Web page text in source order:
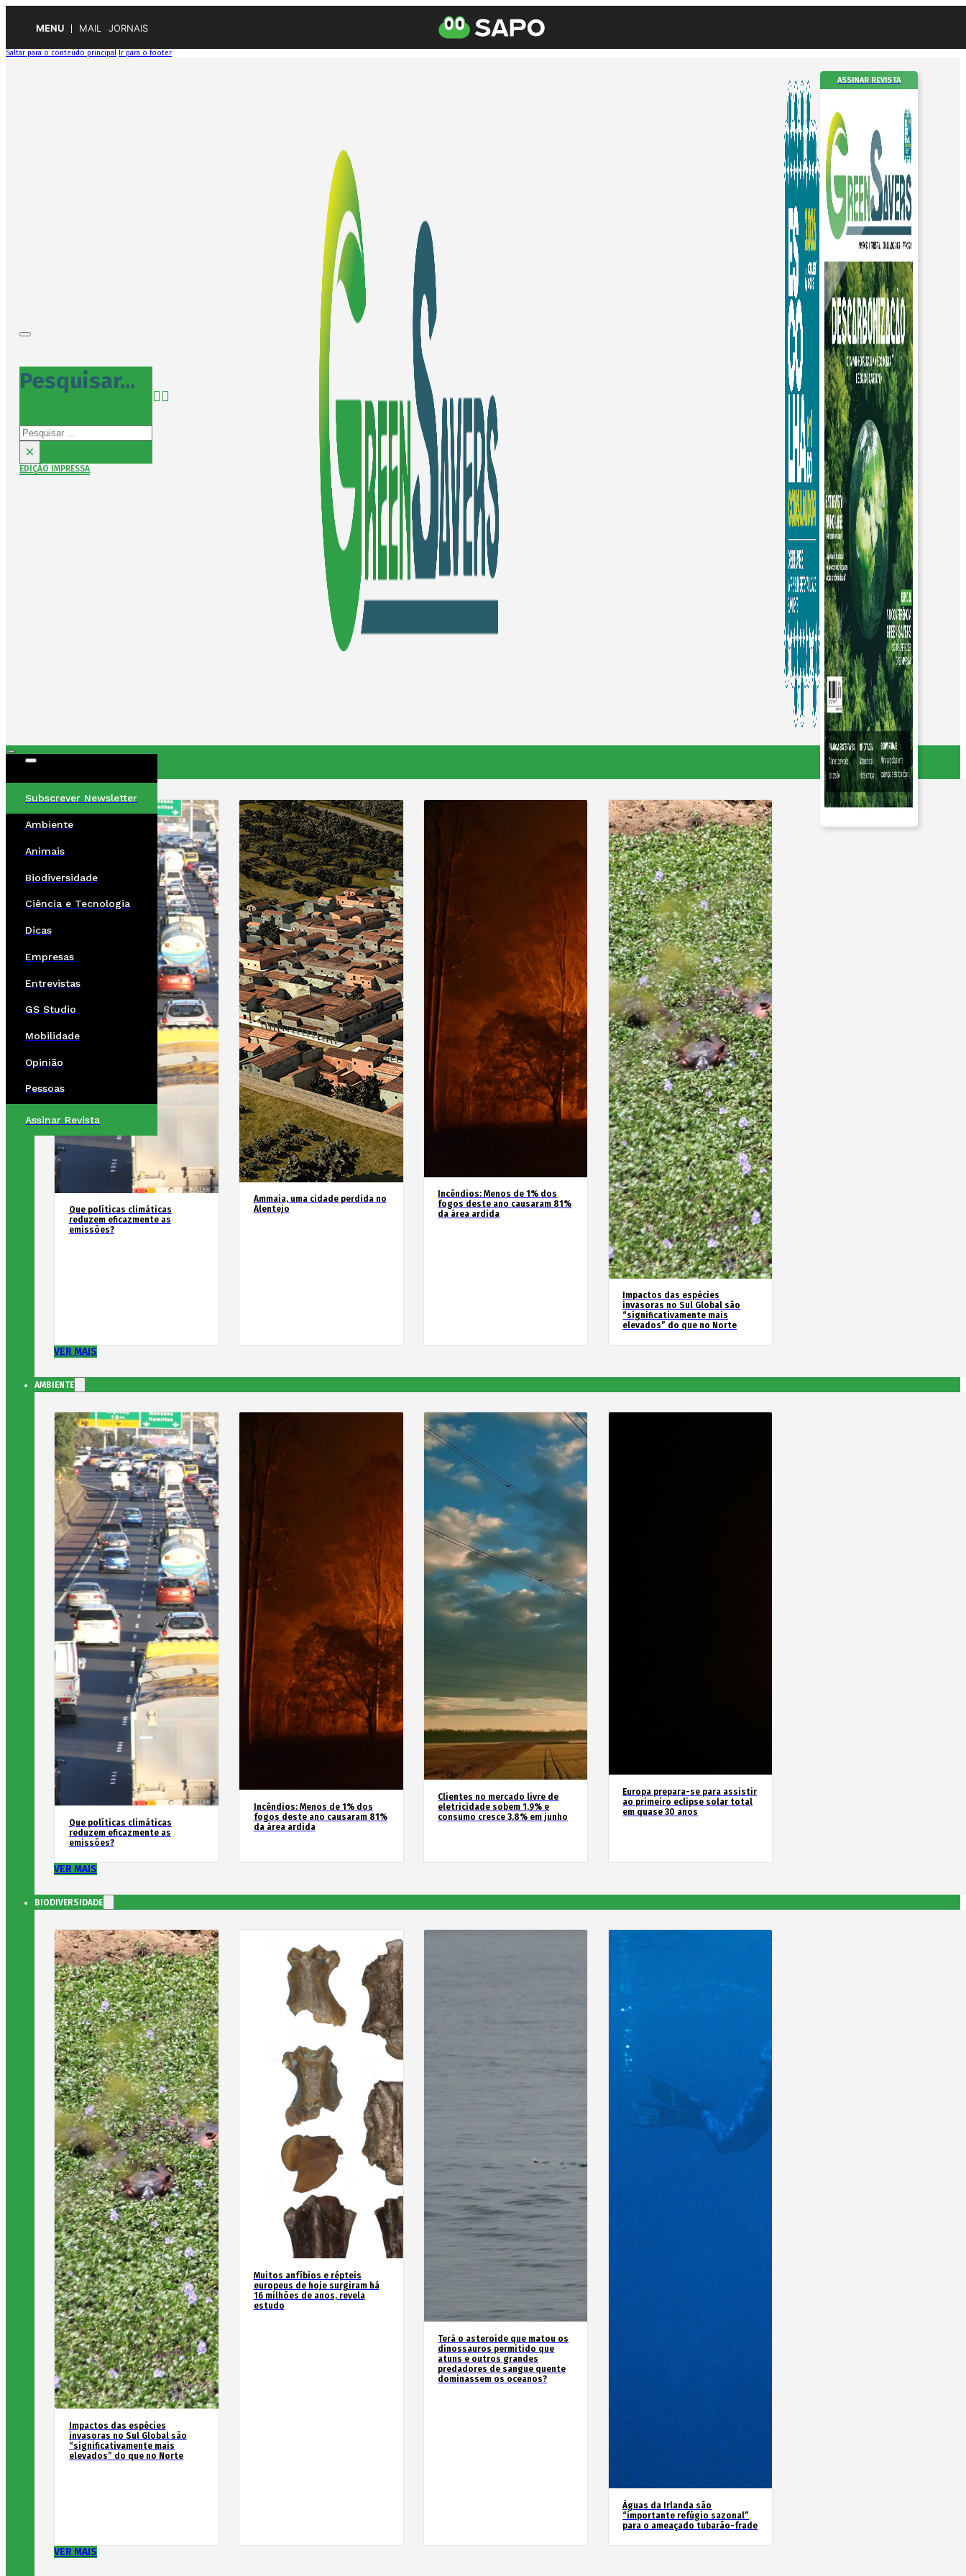
MENU MAIL JORNAIS
Saltar para o conteúdo principal Ir para o footer
Pesquisar...
Pesquisar
×
EDIÇÃO IMPRESSA
ASSINAR REVISTA
Subscrever Newsletter
Ambiente
Animais
Biodiversidade
Ciência e Tecnologia
Dicas
Empresas
Entrevistas
GS Studio
Mobilidade
Opinião
Pessoas
Assinar Revista
Que políticas climáticas
reduzem eficazmente as
emissões?
Ammaia, uma cidade perdida no
Alentejo
Incêndios: Menos de 1% dos
fogos deste ano causaram 81%
da área ardida
Impactos das espécies
invasoras no Sul Global são
“significativamente mais
elevados” do que no Norte
VER MAIS
AMBIENTE
Que políticas climáticas
reduzem eficazmente as
emissões?
Incêndios: Menos de 1% dos
fogos deste ano causaram 81%
da área ardida
Clientes no mercado livre de
eletricidade sobem 1,9% e
consumo cresce 3,8% em junho
Europa prepara-se para assistir
ao primeiro eclipse solar total
em quase 30 anos
VER MAIS
BIODIVERSIDADE
Impactos das espécies
invasoras no Sul Global são
“significativamente mais
elevados” do que no Norte
Muitos anfíbios e répteis
europeus de hoje surgiram há
16 milhões de anos, revela
estudo
Terá o asteroide que matou os
dinossauros permitido que
atuns e outros grandes
predadores de sangue quente
dominassem os oceanos?
Águas da Irlanda são
“importante refúgio sazonal”
para o ameaçado tubarão-frade
VER MAIS